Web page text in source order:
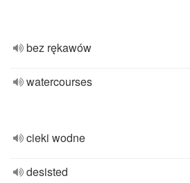
bez rękawów
watercourses
cieki wodne
desisted